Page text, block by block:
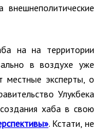
внешнеполитические
на на территории
в воздухе уже
местные эксперты, о
Улукбека
хаба в свою
. Кстати, не